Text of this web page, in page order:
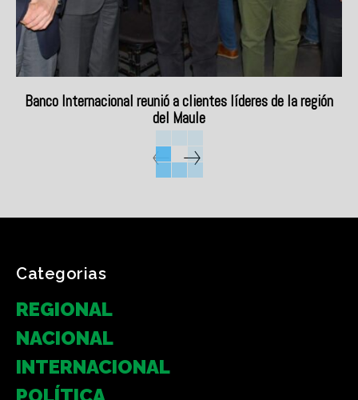
Banco Internacional reunió a clientes líderes de la región
del Maule
Categorias
REGIONAL
NACIONAL
INTERNACIONAL